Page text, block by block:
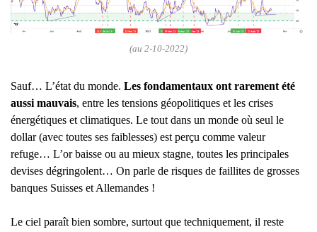
(au 2-10-2022)
Sauf… L’état du monde. Les fondamentaux ont rarement été
aussi mauvais, entre les tensions géopolitiques et les crises
énergétiques et climatiques. Le tout dans un monde où seul le
dollar (avec toutes ses faiblesses) est perçu comme valeur
refuge… L’or baisse ou au mieux stagne, toutes les principales
devises dégringolent… On parle de risques de faillites de grosses
banques Suisses et Allemandes !
Le ciel paraît bien sombre, surtout que techniquement, il reste